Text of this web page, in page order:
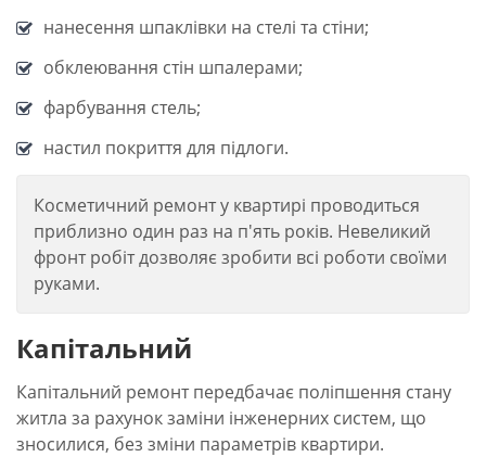
нанесення шпаклівки на стелі та стіни;
обклеювання стін шпалерами;
фарбування стель;
настил покриття для підлоги.
Косметичний ремонт у квартирі проводиться
приблизно один раз на п'ять років. Невеликий
фронт робіт дозволяє зробити всі роботи своїми
руками.
Капітальний
Капітальний ремонт передбачає поліпшення стану
житла за рахунок заміни інженерних систем, що
зносилися, без зміни параметрів квартири.